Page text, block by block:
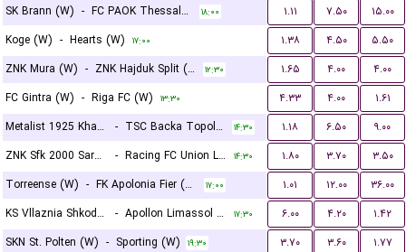
SK Brann (W) - FC PAOK Thessaloniki (W) ۱۸:۰۰ ۱.۱۱ ۷.۵۰
۱۵.۰۰
Koge (W) - Hearts (W) ۱۷:۰۰ ۱.۳۸ ۴.۵۰
۵.۵۰
ZNK Mura (W) - ZNK Hajduk Split (W) ۱۲:۳۰ ۱.۶۵ ۴.۰۰
۴.۰۰
FC Gintra (W) - Riga FC (W) ۱۳:۳۰ ۴.۳۳ ۴.۰۰
۱.۶۱
Metalist 1925 Kharkiv (W)
- TSC Backa Topola (W) ۱۴:۳۰ ۱.۱۸ ۶.۵۰
۹.۰۰
ZNK Sfk 2000 Sarajevo (W)
- Racing FC Union Luxembourg (W) ۱۴:۳۰ ۱.۸۰ ۳.۷۰
۳.۵۰
Torreense (W) - FK Apolonia Fier (W) ۱۷:۰۰ ۱.۰۱ ۱۲.۰۰
۳۶.۰۰
KS Vllaznia Shkoder (W)
- Apollon Limassol FC (W) ۱۷:۳۰ ۶.۰۰ ۴.۲۰
۱.۴۲
SKN St. Polten (W) - Sporting (W) ۱۹:۳۰ ۳.۷۰ ۳.۶۰
۱.۷۷